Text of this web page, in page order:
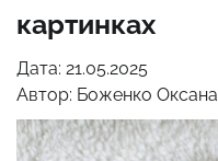
картинках
Дата: 21.05.2025
Автор: Боженко Оксана